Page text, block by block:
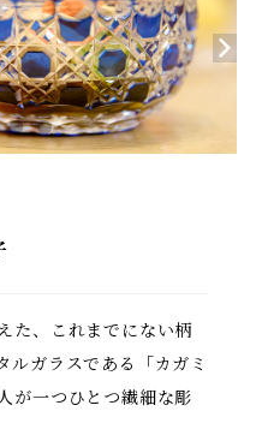
た、これまでにない柄
ルガラスである「カガミ
が一つひとつ繊細な彫